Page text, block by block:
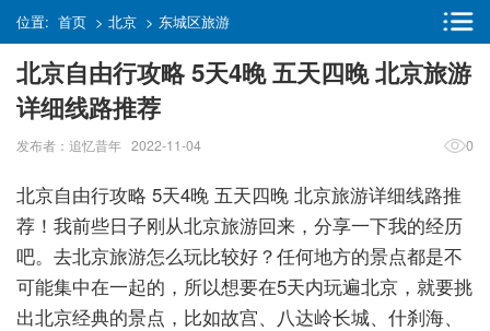
位置: 首页 > 北京 > 东城区旅游
北京自由行攻略 5天4晚 五天四晚 北京旅游
详细线路推荐
发布者：追忆昔年 2022-11-04 0
北京自由行攻略 5天4晚 五天四晚 北京旅游详细线路推
荐！我前些日子刚从北京旅游回来，分享一下我的经历
吧。去北京旅游怎么玩比较好？任何地方的景点都是不
可能集中在一起的，所以想要在5天内玩遍北京，就要挑
出北京经典的景点，比如故宫、八达岭长城、什刹海、